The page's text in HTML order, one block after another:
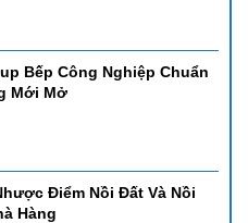
Bếp Công Nghiệp Chuẩn
Mới Mở
Điểm Nồi Đất Và Nồi
Hàng